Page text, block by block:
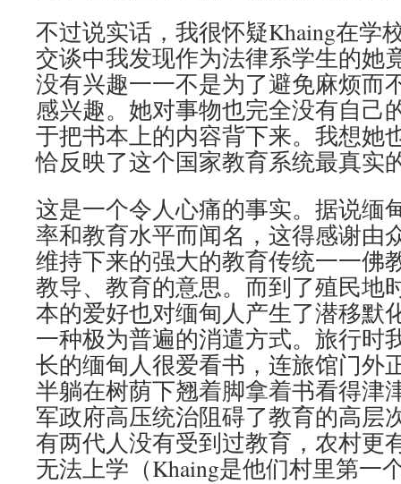
不过说实话，我很怀疑Khaing在学
交谈中我发现作为法律系学生的她
没有兴趣一一不是为了避免麻烦而
感兴趣。她对事物也完全没有自己
于把书本上的内容背下来。我想她
恰反映了这个国家教育系统最真实
这是一个令人心痛的事实。据说缅
率和教育水平而闻名，这得感谢由
维持下来的强大的教育传统一一佛
教导、教育的意思。而到了殖民地
本的爱好也对缅甸人产生了潜移默
一种极为普遍的消遣方式。旅行时
长的缅甸人很爱看书，连旅馆门外
半躺在树荫下翘着脚拿着书看得津
军政府高压统治阻碍了教育的高层
有两代人没有受到过教育，农村更
无法上学（Khaing是他们村里第一